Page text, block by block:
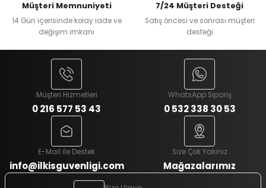
Müşteri Memnuniyeti
14 Gün içerisinde kolay iade ve
değişim imkanı
7/24 Müşteri Desteği
Satış öncesi ve sonrası müşteri
desteği
Müşteri Hizmetleri
0 216 577 53 43
WhatsApp Sipariş
0 532 338 30 53
E-Mail ile Destek
info@ilkisguvenligi.com
Size Çok Yakınız
Mağazalarımız